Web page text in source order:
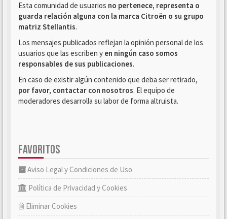
Esta comunidad de usuarios no pertenece, representa o
guarda relación alguna con la marca Citroën o su grupo
matriz Stellantis.
Los mensajes publicados reflejan la opinión personal de los
usuarios que las escriben y en ningún caso somos
responsables de sus publicaciones.
En caso de existir algún contenido que deba ser retirado,
por favor, contactar con nosotros. El equipo de
moderadores desarrolla su labor de forma altruista.
FAVORITOS
Aviso Legal y Condiciones de Uso
Política de Privacidad y Cookies
Eliminar Cookies